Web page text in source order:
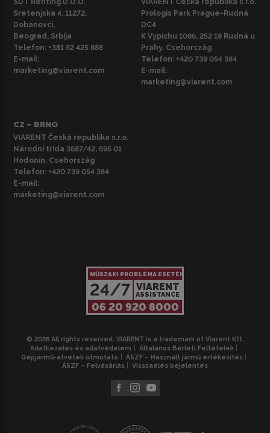
SDT Renting D.O.O.
Sretenjska 4, 11272,
Dobanovci,
Beograd, Srbija
Telefon: +381 62 425 888
E-mail:
marketing@viarent.com
VIARENT Česká republika s.r.o.
Prologis Park Prague-Rudná
DC4
K Vypichu 1086, 252 19 Rudná u
Prahy, Csehország
Telefon: +420 739 054 384
E-mail:
marketing@viarent.com
CZ – BRNO
VIARENT Česká republika s.r.o.
Národní třída 3687/42, 695 01
Hodonín, Csehország
Telefon: +420 739 054 384
E-mail:
marketing@viarent.com
MŰSZAKI PROBLÉMA ESETÉN
24/7 VIARENT
ASSISTANCE
06 20 920 8000
© 2026 All rights reserved. VIARENT is a trademark of Viarent Kft.
Adatkezelés és adatvédelem
Általános Bérleti Feltételek
Gépjármű-átvételi útmutató
ÁSZF – Használt jármű értékesítés
ÁSZF – Felvásárlás
Visszaélés bejelentés